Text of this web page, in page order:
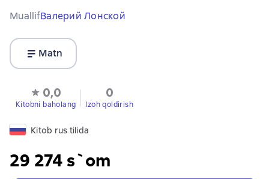
MuallifВалерий Лонской
Matn
0,0
Kitobni baholang
0
Izoh qoldirish
Kitob rus tilida
29 274 s`om